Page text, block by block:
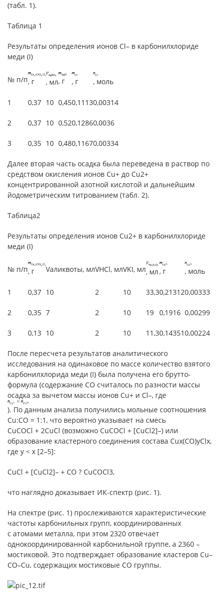
(табл. 1).
Таблица 1
Результаты определения ионов Cl– в карбонилхлориде
меди (I)
№ п/п, г , мл, г , г , моль
1 0,37 10 0,450,11130,00314
2 0,37 10 0,520,12860,0036
3 0,35 10 0,480,11670,00334
Далее вторая часть осадка была переведена в раствор по
средством окисления ионов Cu+ до Cu2+
концентрированной азотной кислотой и дальнейшим
йодометрическим титрованием (табл. 2).
Таблица2
Результаты определения ионов Cu2+ в карбонилхлориде
меди (I)
№ п/п, г Vаликвоты, млVHCl, млVKI, мл, мл, г , моль
1 0,37 10 2 10 33,30,213120,00333
2 0,35 7 2 10 19 0,1916 0,00299
3 0,13 10 2 10 11,30,143510,00224
После пересчета результатов аналитического
исследования на одинаковое по массе количество взятого
карбонилхлорида меди (I) была получена его брутто-
формула (содержание CO считалось по разности массы
осадка за вычетом массы ионов Cu+ и Cl–, где
). По данным анализа получились мольные соотношения
Cu:CO = 1:1, что вероятно указывает на смесь
CuCOCl + 2CuCl (возможно CuCOCl + [CuCl2]–) или
образование кластерного соединения состава Cux(CO)yClx,
где y < x [2–5]:
CuCl + [CuCl2]– + CO ? CuCOCl3,
что наглядно доказывает ИК-спектр (рис. 1).
На спектре (рис. 1) прослеживаются характеристические
частоты карбонильных групп, координированных
с атомами металла, при этом 2320 отвечает
однокоординированной карбонильной группе, а 2360 –
мостиковой. Это подтверждает образование кластеров Cu–
CO–Cu, содержащих мостиковые CO группы.